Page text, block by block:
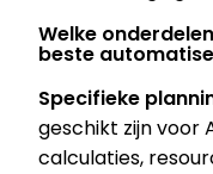
Welke
beste
Specifieke
geschikt zijn
calculaties,